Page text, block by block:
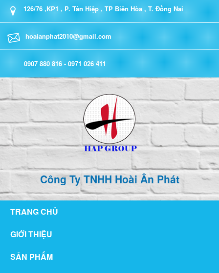
126/76 ,KP1 , P. Tân Hiệp , TP Biên Hòa , T. Đồng Nai
hoaianphat2010@gmail.com
0907 880 816 - 0971 026 411
Công Ty TNHH Hoài Ân Phát
TRANG CHỦ
GIỚI THIỆU
SẢN PHẨM